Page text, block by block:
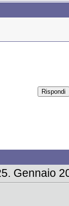
Gennaio